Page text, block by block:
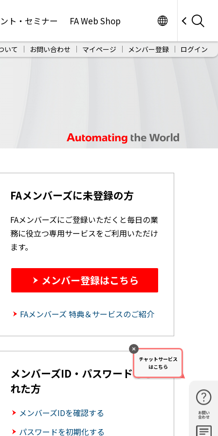
ト・セミナー FA Web Shop
いて お問い合わせ マイページ メンバー登録 ログイン
お問い
合わせ
購入・見
仕様・機
FAメンバーズに未登録の方
FAメンバーズにご登録いただくと毎日の業
務に役立つ専用サービスをご利用いただけ
ます。
メンバー登録はこちら
FAメンバーズ 特典＆サービスのご紹介
メンバーズID・パスワードを忘
れた方
メンバーズIDを確認する
パスワードを初期化する
チャットサービス
はこちら